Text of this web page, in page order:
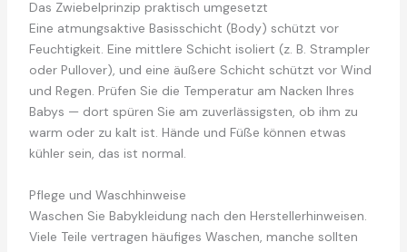
Das Zwiebelprinzip praktisch umgesetzt
Eine atmungsaktive Basisschicht (Body) schützt vor
Feuchtigkeit. Eine mittlere Schicht isoliert (z. B. Strampler
oder Pullover), und eine äußere Schicht schützt vor Wind
und Regen. Prüfen Sie die Temperatur am Nacken Ihres
Babys — dort spüren Sie am zuverlässigsten, ob ihm zu
warm oder zu kalt ist. Hände und Füße können etwas
kühler sein, das ist normal.
Pflege und Waschhinweise
Waschen Sie Babykleidung nach den Herstellerhinweisen.
Viele Teile vertragen häufiges Waschen, manche sollten